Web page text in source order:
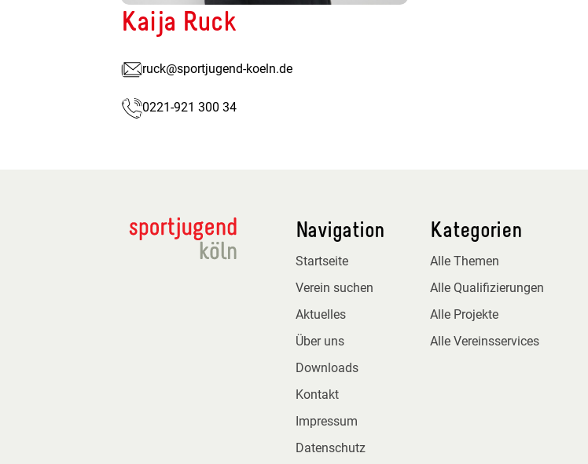
Kaija Ruck
ruck@sportjugend-koeln.de
0221-921 300 34
Navigation
Startseite
Verein suchen
Aktuelles
Über uns
Downloads
Kontakt
Impressum
Datenschutz
Kategorien
Alle Themen
Alle Qualifizierungen
Alle Projekte
Alle Vereinsservices